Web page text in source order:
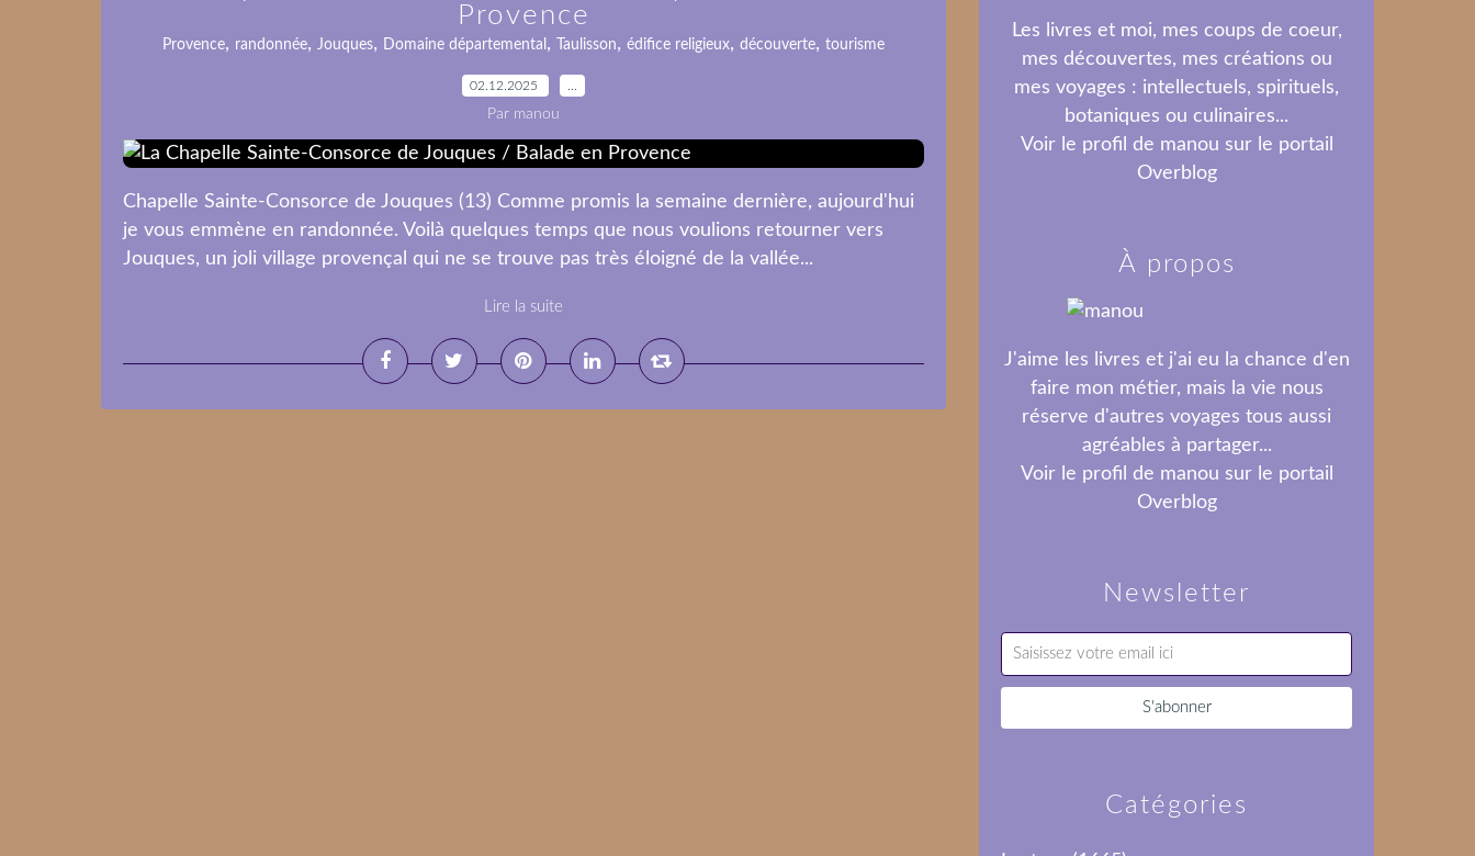
Provence
Provence, randonnée, Jouques, Domaine départemental , Taulisson, édifice religieux, découverte, tourisme
02.12.2025
Par manou
Chapelle Sainte-Consorce de Jouques (13) Comme promis la semaine dernière, aujourd'hui
je vous emmène en randonnée. Voilà quelques temps que nous voulions retourner vers
Jouques, un joli village provençal qui ne se trouve pas très éloigné de la vallée...
Lire la suite
Newsletter
Catégories
Les livres et moi, mes coups de coeur,
mes découvertes, mes créations ou
mes voyages : intellectuels, spirituels,
botaniques ou culinaires...
Voir le profil de manou sur le portail
Overblog
À propos
J'aime les livres et j'ai eu la chance d'en
faire mon métier, mais la vie nous
réserve d'autres voyages tous aussi
agréables à partager...
Voir le profil de manou sur le portail
Overblog